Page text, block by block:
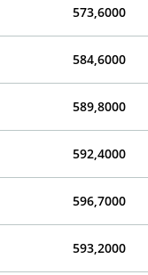
573,6000
584,6000
589,8000
592,4000
596,7000
593,2000